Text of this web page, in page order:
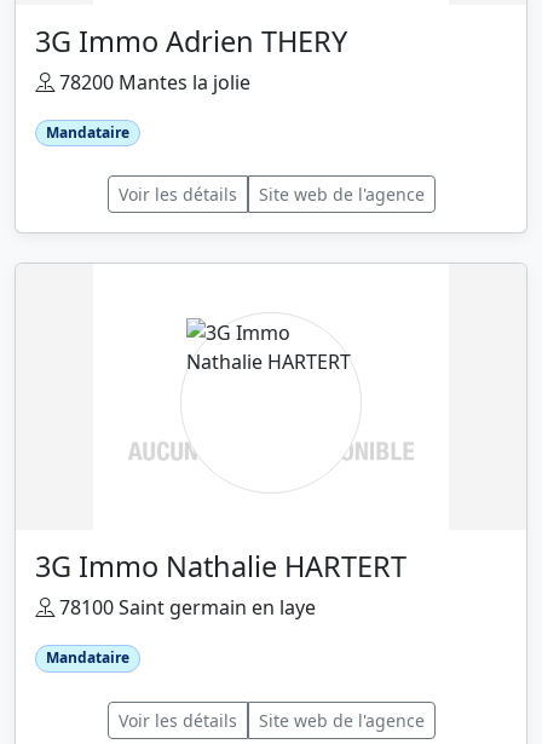
3G Immo Adrien THERY
78200 Mantes la jolie
Mandataire
Voir les détails Site web de l'agence
3G Immo Nathalie HARTERT
78100 Saint germain en laye
Mandataire
Voir les détails Site web de l'agence